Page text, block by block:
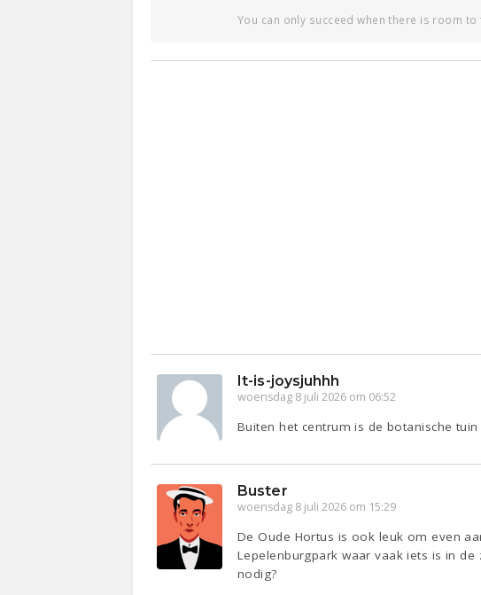
You can only succeed when there is room to
It-is-joysjuhhh
woensdag 8 juli 2026 om 06:52
Buiten het centrum is de botanische
Buster
woensdag 8 juli 2026 om 15:29
De Oude Hortus is ook leuk om even
Lepelenburgpark waar vaak iets is in
nodig?